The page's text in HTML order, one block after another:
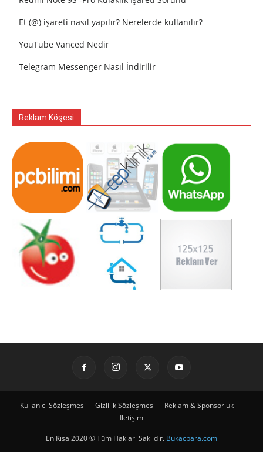
Et (@) işareti nasıl yapılır? Nerelerde kullanılır?
YouTube Vanced Nedir
Telegram Messenger Nasıl İndirilir
Reklam Köşesi
Kullanıcı Sözleşmesi Gizlilik Sözleşmesi
Reklam & Sponsorluk
İletişim
En Kısa 2020 © Tüm Hakları Saklıdır. Bukacpara.com